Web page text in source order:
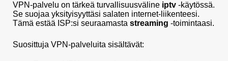
VPN-palvelu on tärkeä turvallisuusväline iptv -käytössä.
Se suojaa yksityisyyttäsi salaten internet-liikenteesi.
Tämä estää ISP:si seuraamasta streaming -toimintaasi.
Suosittuja VPN-palveluita sisältävät: